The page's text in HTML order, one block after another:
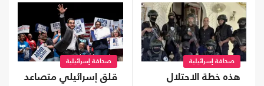
صحافة إسرائيلية
هذه خطة الاحتلال
صحافة إسرائيلية
قلق إسرائيلي متصاعد